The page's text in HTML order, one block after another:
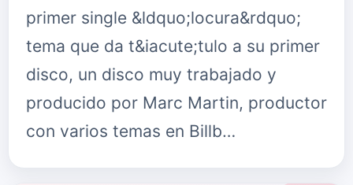
primer single &ldquo;locura&rdquo;
tema que da t&iacute;tulo a su primer
disco, un disco muy trabajado y
producido por Marc Martin, productor
con varios temas en Billb…